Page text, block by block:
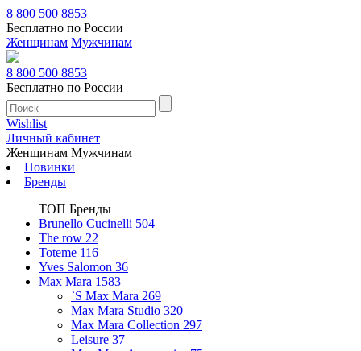
8 800 500 8853
Бесплатно по России
Женщинам Мужчинам
8 800 500 8853
Бесплатно по России
Wishlist
Личный кабинет
Женщинам Мужчинам
Новинки
Бренды
ТОП Бренды
Brunello Cucinelli 504
The row 22
Toteme 116
Yves Salomon 36
Max Mara 1583
`S Max Mara 269
Max Mara Studio 320
Max Mara Collection 297
Leisure 37